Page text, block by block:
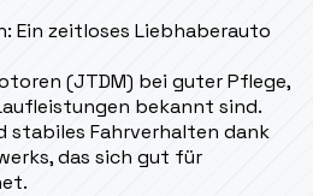
Ein zeitloses Liebhaberauto
(JTDM) bei guter Pflege,
bekannt sind.
stabiles Fahrverhalten dank
das sich gut für